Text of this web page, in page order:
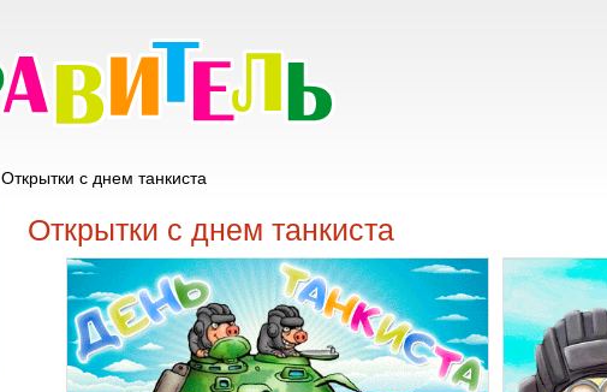
Открытки с днем танкиста
Открытки с днем танкиста